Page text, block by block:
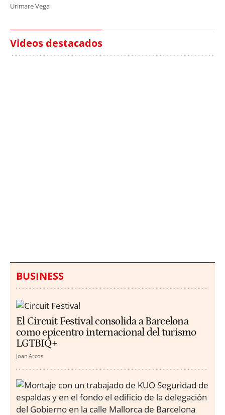
Urimare Vega
Videos destacados
BUSINESS
El Circuit Festival consolida a Barcelona
como epicentro internacional del turismo
LGTBIQ+
Joan Arcos